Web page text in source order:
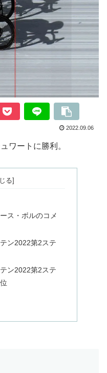
2022.09.06
ワートに勝利。
ス・ボルのコメ
ン2022第2ステ
ン2022第2ステ